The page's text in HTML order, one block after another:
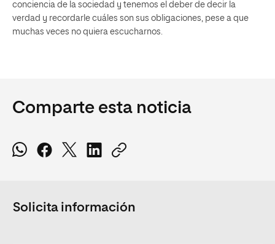
conciencia de la sociedad y tenemos el deber de decir la
verdad y recordarle cuáles son sus obligaciones, pese a que
muchas veces no quiera escucharnos.
Comparte esta noticia
Solicita información